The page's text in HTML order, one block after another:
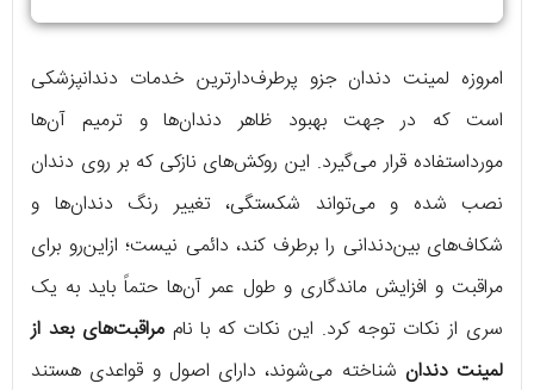
امروزه لمینت دندان جزو پرطرف‌دارترین خدمات دندانپزشکی
است که در جهت بهبود ظاهر دندان‌ها و ترمیم آن‌ها
مورداستفاده قرار می‌گیرد. این روکش‌های نازکی که بر روی دندان
نصب شده و می‌تواند شکستگی، تغییر رنگ دندان‌ها و
شکاف‌های بین‌دندانی را برطرف کند، دائمی نیست؛ ازاین‌رو برای
مراقبت و افزایش ماندگاری و طول عمر آن‌ها حتماً باید به یک
سری از نکات توجه کرد. این نکات که با ناممراقبت‌های بعد از
لمینت دندان شناخته می‌شوند، دارای اصول و قواعدی هستند